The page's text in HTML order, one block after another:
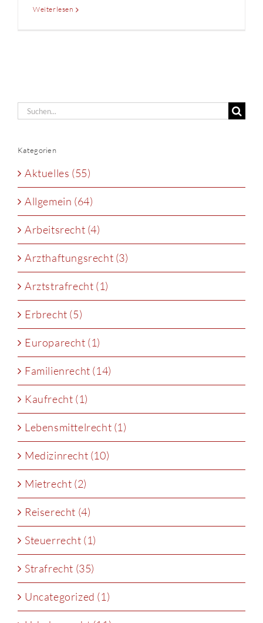
Weiterlesen
Suche
Kategorien
Aktuelles (55)
Allgemein (64)
Arbeitsrecht (4)
Arzthaftungsrecht (3)
Arztstrafrecht (1)
Erbrecht (5)
Europarecht (1)
Familienrecht (14)
Kaufrecht (1)
Lebensmittelrecht (1)
Medizinrecht (10)
Mietrecht (2)
Reiserecht (4)
Steuerrecht (1)
Strafrecht (35)
Uncategorized (1)